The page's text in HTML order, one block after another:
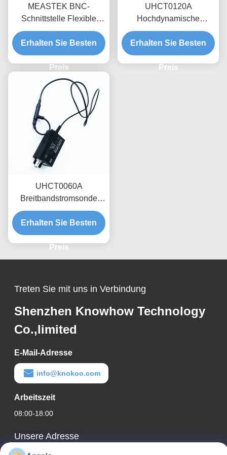
MEASTEK BNC-
Schnittstelle Flexible
Stromprobe LCTB-Serie
Anpassungsfähige
Flexible Rogowski
Spulenprobe
Erhalten Sie Besten
Preis
UHCT0120A
Hochdynamische
Stromsonde 0,12 kA
Spitzenleistung 70%/ms
Dämpfung,
Interferenzschutz
Erhalten Sie Besten
Preis
UHCT0060A
Breitbandstromsonde
100mV/A Empfindlichkeit
für
Kondensatorentladungsanalyse
Industrielle Qualität
Temperaturbeständiges
Erhalten Sie Besten
Preis
Treten Sie mit uns in Verbindung
Shenzhen Knowhow Technology
Co.,limited
E-Mail-Adresse
info@knokoo.com
Arbeitszeit
08:00-18:00
Unsere Adresse